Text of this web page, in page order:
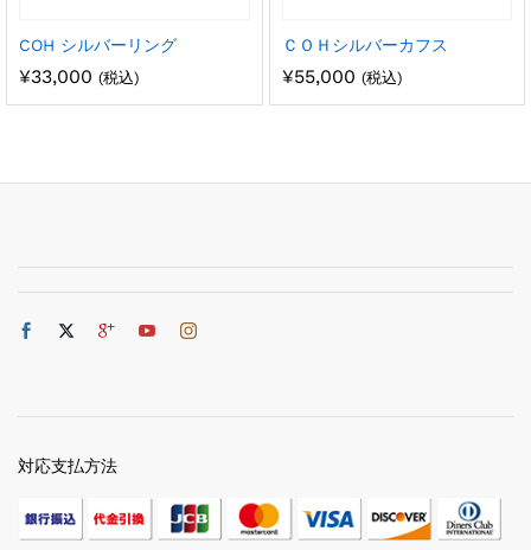
COH シルバーリング
¥33,000 (税込)
ＣＯＨシルバーカフス
¥55,000 (税込)
対応支払方法